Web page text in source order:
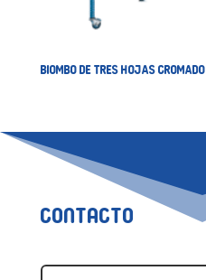
BIOMBO DE TRES HOJAS CROMADO
Contacto